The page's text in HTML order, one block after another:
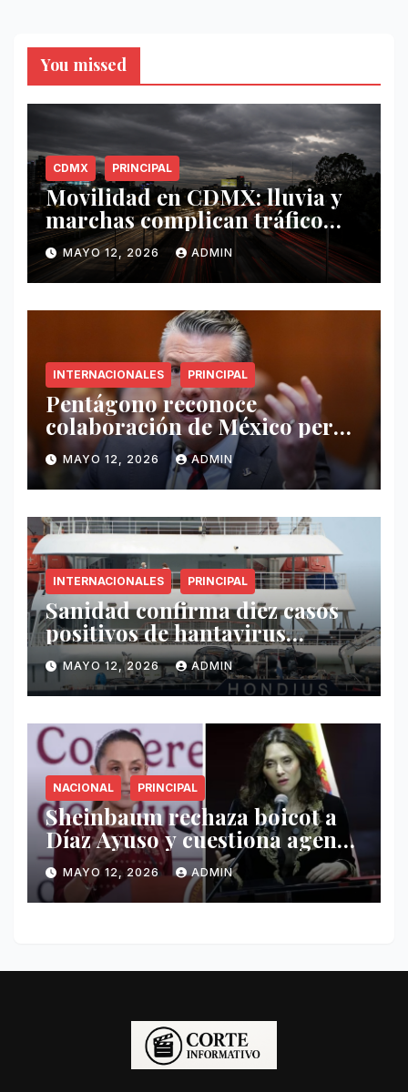
You missed
CDMX PRINCIPAL
Movilidad en CDMX: lluvia y
marchas complican tráfico
este 12 de mayo
MAYO 12, 2026 ADMIN
INTERNACIONALES PRINCIPAL
Pentágono reconoce
colaboración de México pero
exige mayor operatividad
antidrogas
MAYO 12, 2026 ADMIN
INTERNACIONALES PRINCIPAL
Sanidad confirma diez casos
positivos de hantavirus
vinculados al crucero MV
Hondius
MAYO 12, 2026 ADMIN
NACIONAL PRINCIPAL
Sheinbaum rechaza boicot a
Díaz Ayuso y cuestiona agenda
de funcionaria española
MAYO 12, 2026 ADMIN